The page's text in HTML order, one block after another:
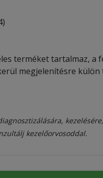
terméket tartalmaz,
megjelenítésre külön
kezelőorvosoddal.